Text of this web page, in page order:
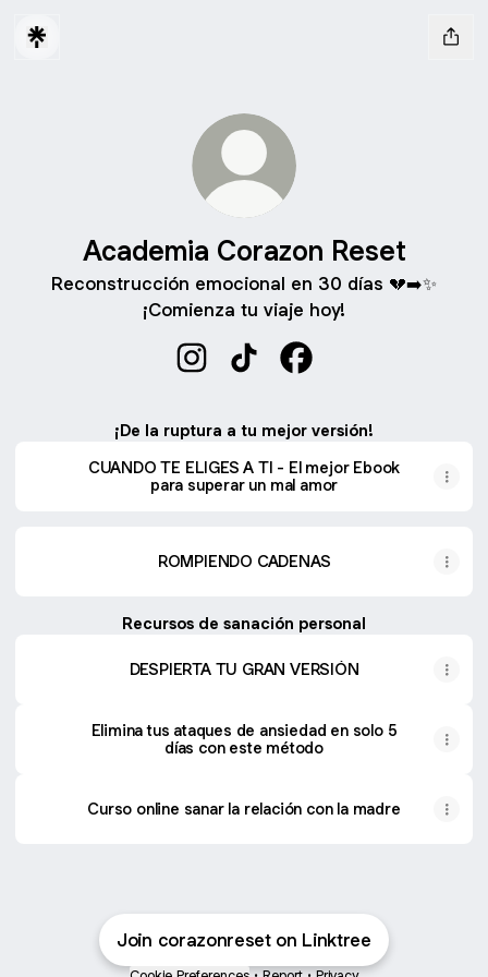
Academia Corazon Reset
Reconstrucción emocional en 30 días 💔➡️✨
¡Comienza tu viaje hoy!
¡De la ruptura a tu mejor versión!
CUANDO TE ELIGES A TI - El mejor Ebook
para superar un mal amor
ROMPIENDO CADENAS
Recursos de sanación personal
DESPIERTA TU GRAN VERSIÓN
Elimina tus ataques de ansiedad en solo 5
días con este método
Curso online sanar la relación con la madre
Join corazonreset on Linktree